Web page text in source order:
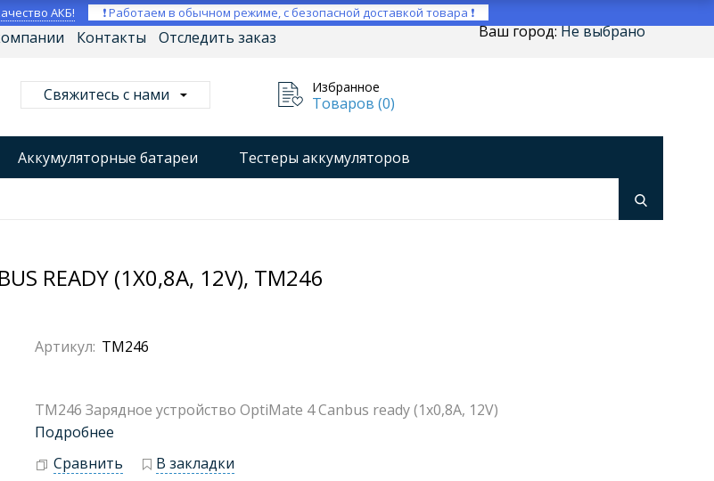
АКБ! ❗ Работаем в обычном режиме, с безопасной доставкой товара ❗
Ваш город:Не выбрано
Контакты Отследить заказ
Свяжитесь с нами Избранное
Товаров (0)
Аккумуляторные батареи Тестеры аккумуляторов
READY (1X0,8A, 12V), TM246
Артикул: TM246
TM246 Зарядное устройство OptiMate 4 Canbus ready (1x0,8A, 12V)
Подробнее
Сравнить
В закладки